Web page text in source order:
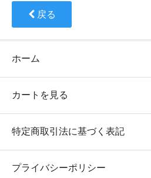
戻る
ホーム
カートを見る
特定商取引法に基づく表記
プライバシーポリシー